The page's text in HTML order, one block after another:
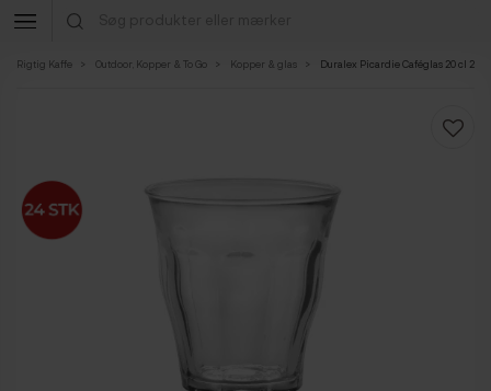
Rigtig Kaffe Outdoor, Kopper & To Go Kopper & glas Duralex Picardie Caféglas 20 cl 24